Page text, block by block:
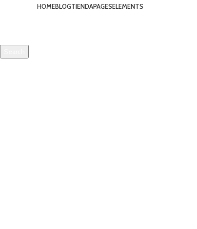
HOMEBLOGTIENDAPAGESELEMENTS